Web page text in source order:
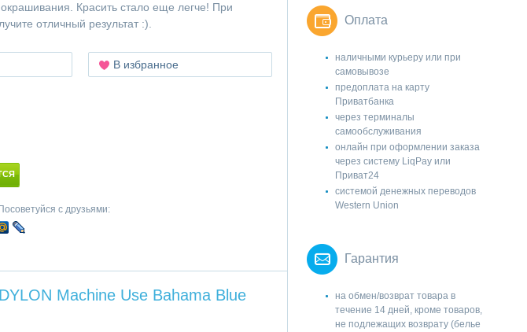
окрашивания. Красить стало еще легче! При
отличный результат :).
В избранное
с друзьями:
Machine Use Bahama Blue
Оплата
наличными курьеру или при
самовывозе
предоплата на карту
Приватбанка
через терминалы
самообслуживания
онлайн при оформлении заказа
через систему LiqPay или
Приват24
системой денежных переводов
Western Union
Гарантия
на обмен/возврат товара в
течение 14 дней, кроме товаров,
не подлежащих возврату (белье